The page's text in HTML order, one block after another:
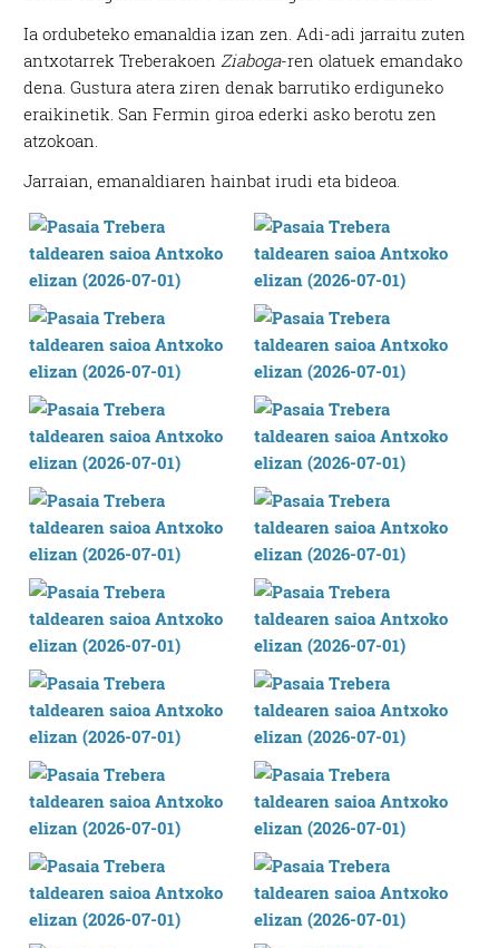
Ia ordubeteko emanaldia izan zen. Adi-adi jarraitu zuten
antxotarrek Treberakoen Ziaboga-ren olatuek emandako
dena. Gustura atera ziren denak barrutiko erdiguneko
eraikinetik. San Fermin giroa ederki asko berotu zen
atzokoan.
Jarraian, emanaldiaren hainbat irudi eta bideoa.